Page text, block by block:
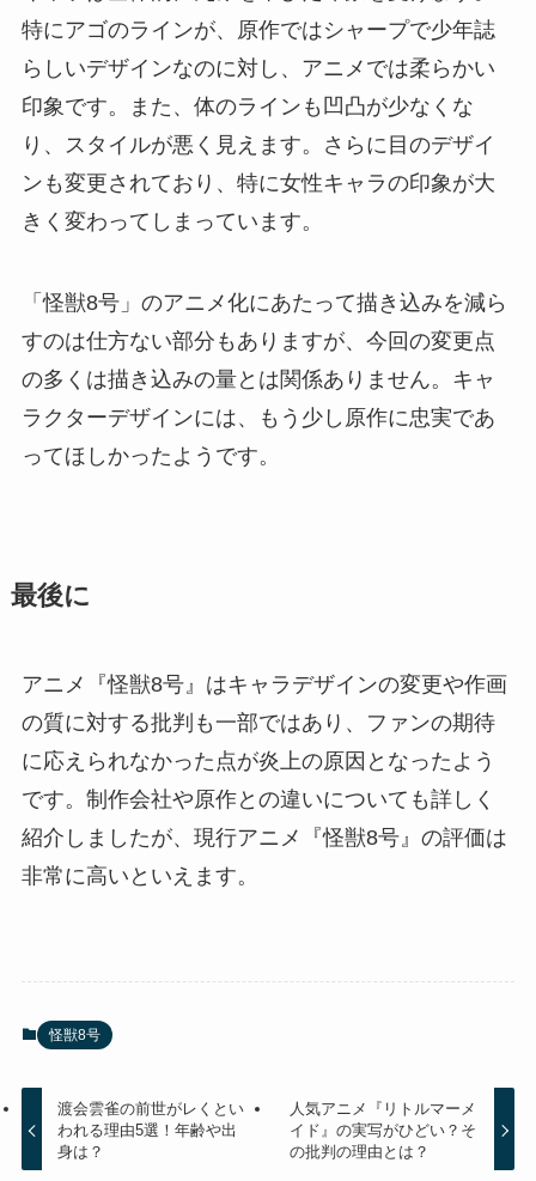
特にアゴのラインが、原作ではシャープで少年誌
らしいデザインなのに対し、アニメでは柔らかい
印象です。また、体のラインも凹凸が少なくな
り、スタイルが悪く見えます。さらに目のデザイ
ンも変更されており、特に女性キャラの印象が大
きく変わってしまっています。
「怪獣8号」のアニメ化にあたって描き込みを減ら
すのは仕方ない部分もありますが、今回の変更点
の多くは描き込みの量とは関係ありません。キャ
ラクターデザインには、もう少し原作に忠実であ
ってほしかったようです。
最後に
アニメ『怪獣8号』はキャラデザインの変更や作画
の質に対する批判も一部ではあり、ファンの期待
に応えられなかった点が炎上の原因となったよう
です。制作会社や原作との違いについても詳しく
紹介しましたが、現行アニメ『怪獣8号』の評価は
非常に高いといえます。
怪獣8号
渡会雲雀の前世がレくとい
われる理由5選！年齢や出
身は？
人気アニメ『リトルマーメ
イド』の実写がひどい？そ
の批判の理由とは？